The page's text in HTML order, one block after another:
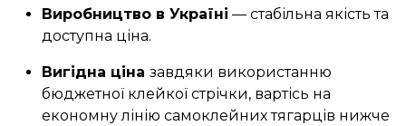
Виробництво в Україні — стабільна якість та
доступна ціна.
Вигідна ціна завдяки використанню
бюджетної клейкої стрічки, вартісь на
економну лінію самоклейних тягарців нижче